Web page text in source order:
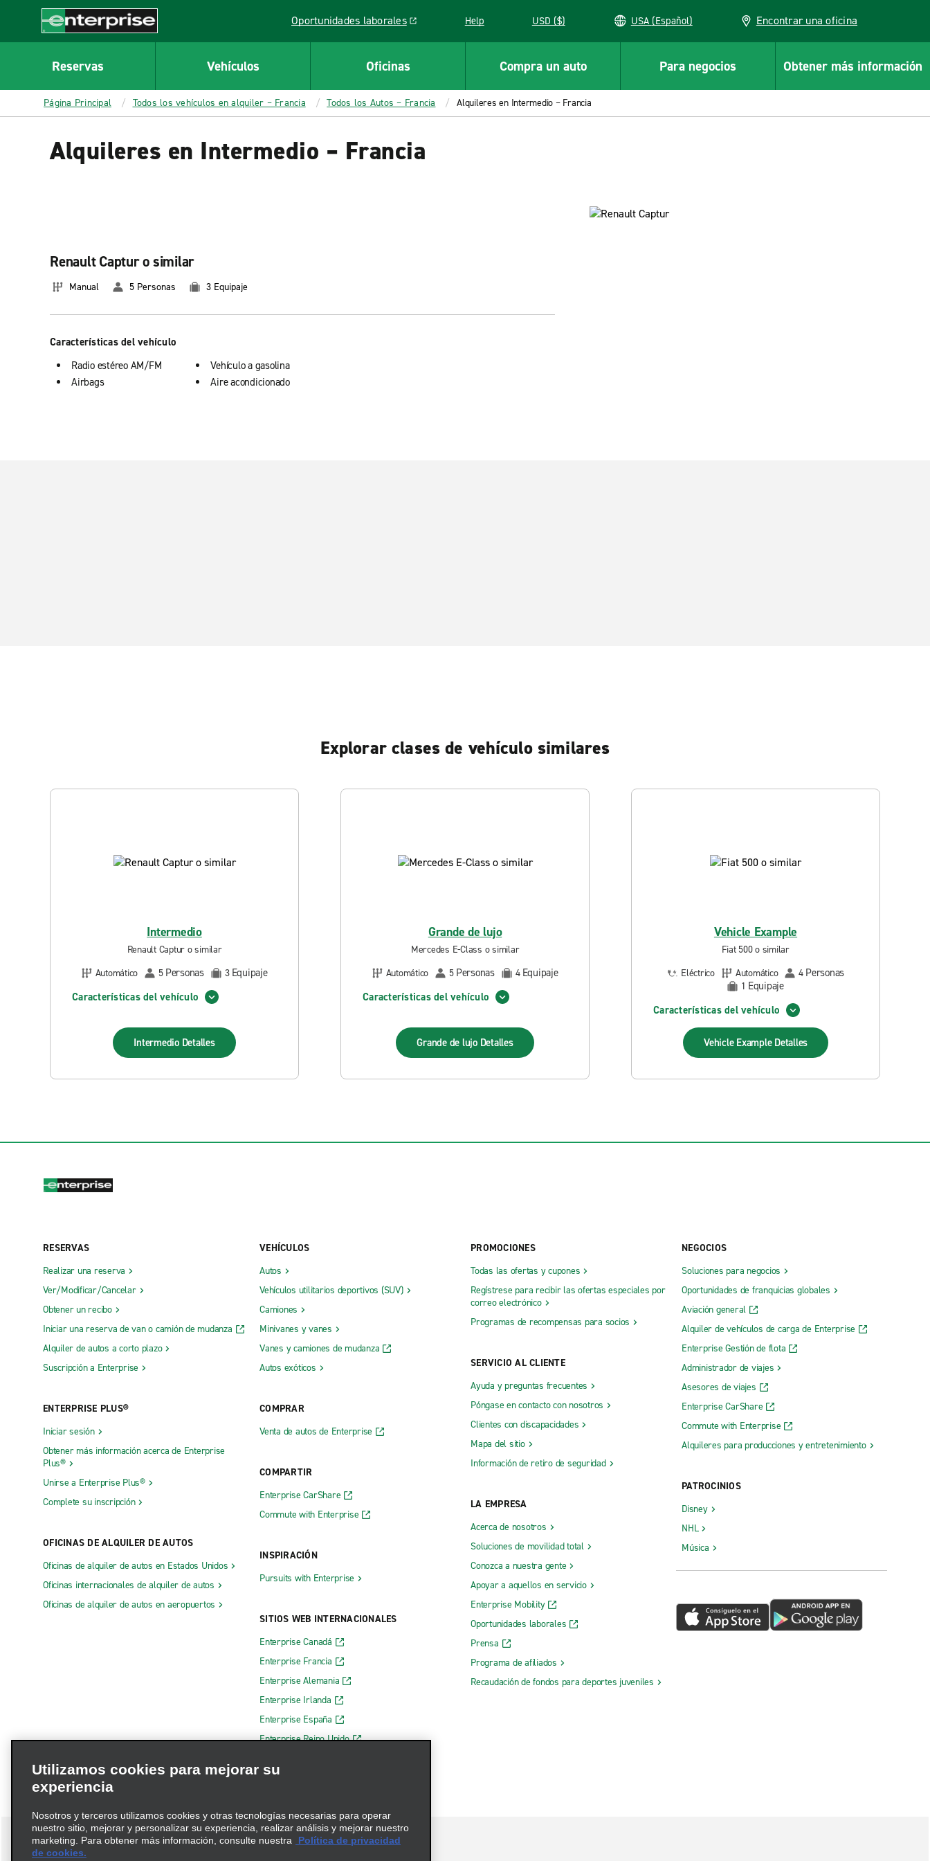
CONTENT
Enterprise
Oportunidades laborales
Link opens in a new window Help USD ($) USA (Español) Encontrar una oficina
Reservas Vehículos Oficinas Compra un auto Para negocios Obtener más información
Página Principal Todos los vehículos en alquiler – Francia Todos los Autos – Francia Alquileres en Intermedio – Francia
Alquileres en Intermedio – Francia
Renault Captur o similar
Manual 5 Personas 3 Equipaje
Características del vehículo
Radio estéreo AM/FM
Airbags
Vehículo a gasolina
Aire acondicionado
Explorar clases de vehículo similares
Intermedio
Renault Captur o similar
Automático
5 Personas 3 Equipaje
Características del vehículo
Intermedio Detalles
Grande de lujo
Mercedes E-Class o similar
Automático
5 Personas 4 Equipaje
Características del vehículo
Grande de lujo Detalles
Vehicle Example
Fiat 500 o similar
Eléctrico
Automático 4 Personas
1 Equipaje
Características del vehículo
Vehicle Example Detalles
RESERVAS
Realizar una reserva
Ver/Modificar/Cancelar
Obtener un recibo
Iniciar una reserva de van o camión de mudanza
Alquiler de autos a corto plazo
Suscripción a Enterprise
ENTERPRISE PLUS®
Iniciar sesión
Obtener más información acerca de Enterprise
Plus®
Unirse a Enterprise Plus®
Complete su inscripción
OFICINAS DE ALQUILER DE AUTOS
Oficinas de alquiler de autos en Estados Unidos
Oficinas internacionales de alquiler de autos
Oficinas de alquiler de autos en aeropuertos
VEHÍCULOS
Autos
Vehículos utilitarios deportivos (SUV)
Camiones
Minivanes y vanes
Vanes y camiones de mudanza
Autos exóticos
COMPRAR
Venta de autos de Enterprise
COMPARTIR
Enterprise CarShare
Commute with Enterprise
INSPIRACIÓN
Pursuits with Enterprise
SITIOS WEB INTERNACIONALES
Enterprise Canadá
Enterprise Francia
Enterprise Alemania
Enterprise Irlanda
Enterprise España
Enterprise Reino Unido
PROMOCIONES
Todas las ofertas y cupones
Regístrese para recibir las ofertas especiales por
correo electrónico
Programas de recompensas para socios
SERVICIO AL CLIENTE
Ayuda y preguntas frecuentes
Póngase en contacto con nosotros
Clientes con discapacidades
Mapa del sitio
Información de retiro de seguridad
LA EMPRESA
Acerca de nosotros
Soluciones de movilidad total
Conozca a nuestra gente
Apoyar a aquellos en servicio
Enterprise Mobility
Oportunidades laborales
Prensa
Programa de afiliados
Recaudación de fondos para deportes juveniles
NEGOCIOS
Soluciones para negocios
Oportunidades de franquicias globales
Aviación general
Alquiler de vehículos de carga de Enterprise
Enterprise Gestión de flota
Administrador de viajes
Asesores de viajes
Enterprise CarShare
Commute with Enterprise
Alquileres para producciones y entretenimiento
PATROCINIOS
Disney
NHL
Música
Utilizamos cookies para mejorar su
experiencia
Nosotros y terceros utilizamos cookies y otras tecnologías necesarias para operar
nuestro sitio, mejorar y personalizar su experiencia, realizar análisis y mejorar nuestro
marketing. Para obtener más información, consulte nuestra
Política de privacidad
de cookies.